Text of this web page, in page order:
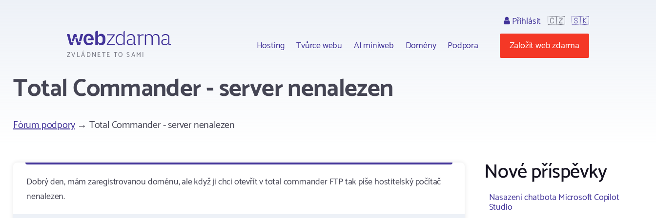
ZVLÁDNETE TO SAMI
Hosting Tvůrce webu AI miniweb Domény Podpora
Přihlásit 🇨🇿 🇸🇰
Založit web zdarma
Total Commander - server nenalezen
Fórum podpory→ Total Commander - server nenalezen
Dobrý den, mám zaregistrovanou doménu, ale když ji chci otevřít v total commander FTP tak píše hostitelský počítač
nenalezen.
Nové příspěvky
Nasazení chatbota Microsoft Copilot
Studio